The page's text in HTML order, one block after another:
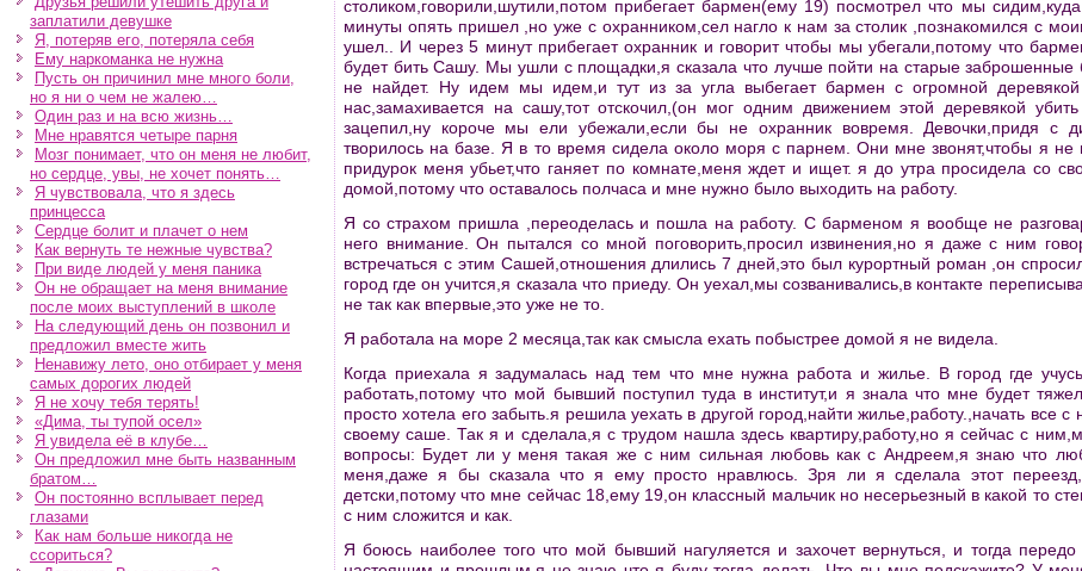
заплатили девушке
Я, потеряв его, потеряла себя
Ему наркоманка не нужна
Пусть он причинил мне много боли,
но я ни о чем не жалею…
Один раз и на всю жизнь…
Мне нравятся четыре парня
Мозг понимает, что он меня не любит,
но сердце, увы, не хочет понять…
Я чувствовала, что я здесь
принцесса
Сердце болит и плачет о нем
Как вернуть те нежные чувства?
При виде людей у меня паника
Он не обращает на меня внимание
после моих выступлений в школе
На следующий день он позвонил и
предложил вместе жить
Ненавижу лето, оно отбирает у меня
самых дорогих людей
Я не хочу тебя терять!
«Дима, ты тупой осел»
Я увидела её в клубе…
Он предложил мне быть названным
братом…
Он постоянно всплывает перед
глазами
Как нам больше никогда не
ссориться?
столиком,говорили,шутили,потом прибегает бармен(ему 19) посмотрел что мы
минуты опять пришел ,но уже с охранником,сел нагло к нам за столик ,познакомился с
ушел.. И через 5 минут прибегает охранник и говорит чтобы мы убегали,потому что
будет бить Сашу. Мы ушли с площадки,я сказала что лучше пойти на старые заброшенные
не найдет. Ну идем мы идем,и тут из за угла выбегает бармен с огромной
нас,замахивается на сашу,тот отскочил,(он мог одним движением этой деревякой
зацепил,ну короче мы ели убежали,если бы не охранник вовремя. Девочки,придя с
творилось на базе. Я в то время сидела около моря с парнем. Они мне звонят,чтобы я не
придурок меня убьет,что ганяет по комнате,меня ждет и ищет. я до утра просидела со
домой,потому что оставалось полчаса и мне нужно было выходить на работу.
Я со страхом пришла ,переоделась и пошла на работу. С барменом я вообще не
него внимание. Он пытался со мной поговорить,просил извинения,но я даже с ним
встречаться с этим Сашей,отношения длились 7 дней,это был курортный роман ,он
город где он учится,я сказала что приеду. Он уехал,мы созванивались,в контакте
не так как впервые,это уже не то.
Я работала на море 2 месяца,так как смысла ехать побыстрее домой я не видела.
Когда приехала я задумалась над тем что мне нужна работа и жилье. В город где
работать,потому что мой бывший поступил туда в институт,и я знала что мне будет
просто хотела его забыть.я решила уехать в другой город,найти жилье,работу.,начать все
своему саше. Так я и сделала,я с трудом нашла здесь квартиру,работу,но я сейчас с
вопросы: Будет ли у меня такая же с ним сильная любовь как с Андреем,я знаю что
меня,даже я бы сказала что я ему просто нравлюсь. Зря ли я сделала этот
детски,потому что мне сейчас 18,ему 19,он классный мальчик но несерьезный в какой то
с ним сложится и как.
Я боюсь наиболее того что мой бывший нагуляется и захочет вернуться, и тогда